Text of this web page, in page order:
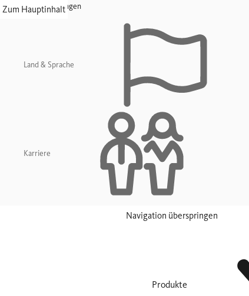
Zum Hauptinhalt
Navigation überspringen
Land & Sprache
Karriere
Navigation überspringen
Produkte